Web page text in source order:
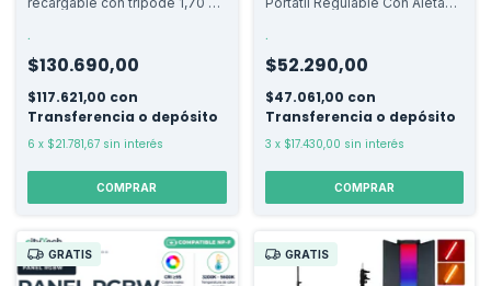
.
$130.690,00
$117.621,00 con
Transferencia o depósito
6 x $21.781,67 sin interés
.
$52.290,00
$47.061,00 con
Transferencia o depósito
3 x $17.430,00 sin interés
GRATIS GRATIS